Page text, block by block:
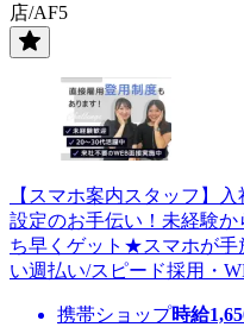
店/AF5
【スマホ案内スタッフ】
設定のお手伝い！未経験
ち早くゲット★スマホが手
い週払い/スピード採用・
携帯ショップ時給